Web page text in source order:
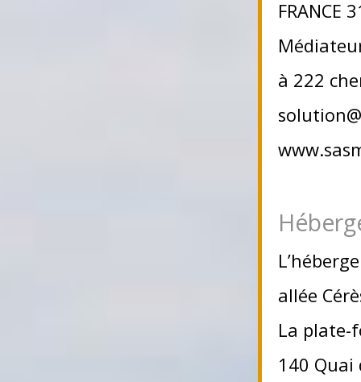
FRANCE
à 222
allée
La plate-
140 Quai